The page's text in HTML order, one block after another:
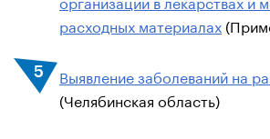
расходных материалах
Выявление заболеваний на
(Челябинская область)